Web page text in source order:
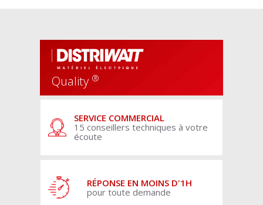
Quality ®
SERVICE COMMERCIAL
15 conseillers techniques à votre
écoute
RÉPONSE EN MOINS D'1H
pour toute demande